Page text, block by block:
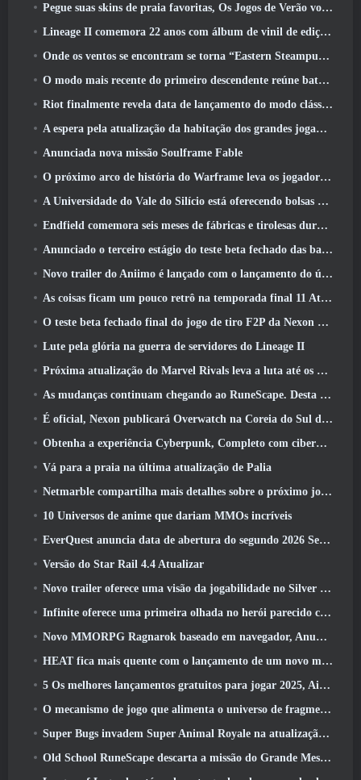
Pegue suas skins de praia favoritas, Os Jogos de Verão voltaram ao Overwatch
Lineage II comemora 22 anos com álbum de vinil de edição de colecionador
Onde os ventos se encontram se torna “Eastern Steampunk” na versão 2.0
O modo mais recente do primeiro descendente reúne batalhas difíceis de interceptação de vazio e as profundezas
Riot finalmente revela data de lançamento do modo clássico de League Of Legends
A espera pela atualização da habitação dos grandes jogadores do RuneScape acabou
Anunciada nova missão Soulframe Fable
O próximo arco de história do Warframe leva os jogadores a um novo mapa estelar, O Sistema Tau
A Universidade do Vale do Silício está oferecendo bolsas de estudo para jogos e alguns dos requisitos são interessantes
Endfield comemora seis meses de fábricas e tirolesas durante sua próxima atualização
Anunciado o terceiro estágio do teste beta fechado das batalhas de infantaria do War Thunder
Novo trailer do Aniimo é lançado com o lançamento do último teste beta fechado
As coisas ficam um pouco retrô na temporada final 11 Atualizar
O teste beta fechado final do jogo de tiro F2P da Nexon Sudden Attack Zero Point começou hoje
Lute pela glória na guerra de servidores do Lineage II
Próxima atualização do Marvel Rivals leva a luta até os deuses
As mudanças continuam chegando ao RuneScape. Desta vez é a habitação do jogador
É oficial, Nexon publicará Overwatch na Coreia do Sul daqui para frente
Obtenha a experiência Cyberpunk, Completo com ciberpsicose, No próximo evento de crossover do Apex Legends
Vá para a praia na última atualização de Palia
Netmarble compartilha mais detalhes sobre o próximo jogo de nivelamento solo, Nivelamento Solo: KARMA na Anime Expo
10 Universos de anime que dariam MMOs incríveis
EverQuest anuncia data de abertura do segundo 2026 Servidor de expansão bloqueado por tempo
Versão do Star Rail 4.4 Atualizar
Novo trailer oferece uma visão da jogabilidade no Silver Palace
Infinite oferece uma primeira olhada no herói parecido com uma sereia chegando no SS13: Pós-luz
Novo MMORPG Ragnarok baseado em navegador, Anunciado o Universo Ragnarok
HEAT fica mais quente com o lançamento de um novo mapa do deserto
5 Os melhores lançamentos gratuitos para jogar 2025, Ainda vale a pena jogar 2026?
O mecanismo de jogo que alimenta o universo de fragmentos únicos do Eve Online agora é de código aberto
Super Bugs invadem Super Animal Royale na atualização ‘Super Natural’
Old School RuneScape descarta a missão do Grande Mestre ‘The Blood Moon Rises’, Encerrando uma missão de 20 anos